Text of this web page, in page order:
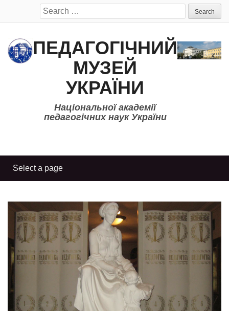
Search
for:
ПЕДАГОГІЧНИЙ
МУЗЕЙ
УКРАЇНИ
Національної академії
педагогічних наук України